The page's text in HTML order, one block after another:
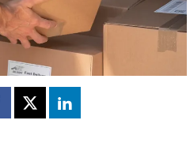
de 2023, 06:05
X Linkedin